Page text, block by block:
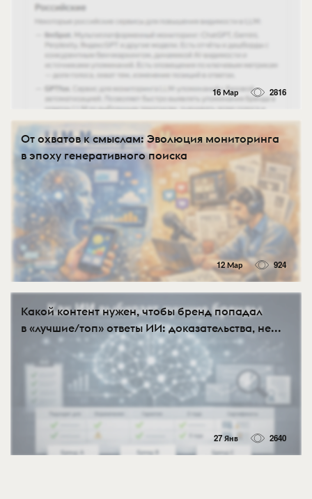
16 Мар 2816
От охватов к смыслам: Эволюция мониторинга
в эпоху генеративного поиска
12 Мар 924
Какой контент нужен, чтобы бренд попадал
в «лучшие/топ» ответы ИИ: доказательства, не...
27 Янв 2640